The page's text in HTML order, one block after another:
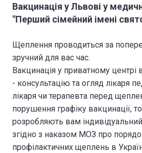
Вакцинація у Львові у
"Перший сімейний імені
Щеплення проводиться за
зручний для вас час.
Вакцинація у приватному центрі
- консультацію та огляд лікаря
лікаря чи терапевта перед
порушення графіку вакцинації,
розробляють вам
згідно з наказом МОЗ про
профілактичних щеплень в